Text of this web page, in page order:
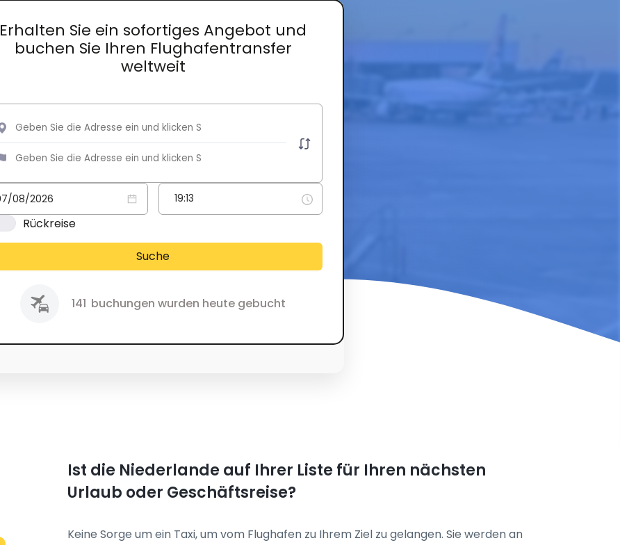
Erhalten Sie ein sofortiges Angebot und
buchen Sie Ihren Flughafentransfer
weltweit
Rückreise
Suche
141 buchungen wurden heute gebucht
Ist die Niederlande auf Ihrer Liste für Ihren nächsten
Urlaub oder Geschäftsreise?
Keine Sorge um ein Taxi, um vom Flughafen zu Ihrem Ziel zu gelangen. Sie werden an